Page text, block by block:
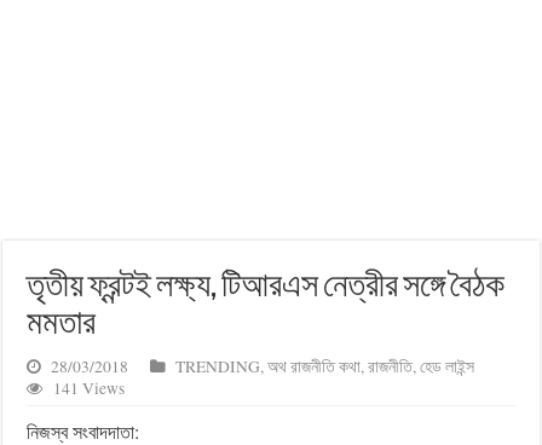
তৃতীয় ফ্রন্টই লক্ষ্য, টিআরএস নেত্রীর সঙ্গে বৈঠক
মমতার
28/03/2018 TRENDING,অথ রাজনীতি কথা,রাজনীতি,হেড লাইন্স
141 Views
নিজস্ব সংবাদদাতা: